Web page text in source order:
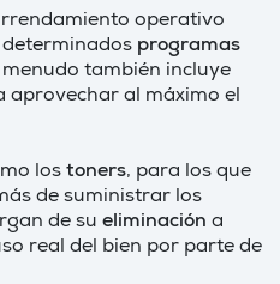
operativo
programas
menudo también incluye
aprovechar al máximo el
los toners, para los que
de suministrar los
de su eliminación a
real del bien por parte de